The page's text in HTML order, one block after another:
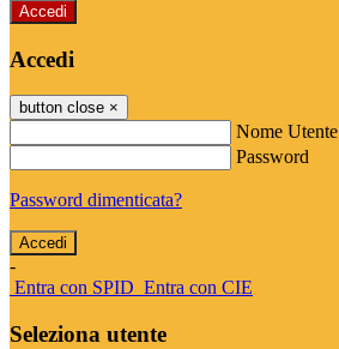
Accedi
Accedi
button close ×
Nome Utente
Password
Password dimenticata?
-
Entra con SPID Entra con CIE
Seleziona utente